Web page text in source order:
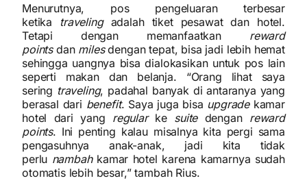
Menurutnya, pos pengeluaran terbesar
ketika travelingadalah tiket pesawat dan hotel.
Tetapi dengan memanfaatkan reward
points dan milesdengan tepat, bisa jadi lebih hemat
sehingga uangnya bisa dialokasikan untuk pos lain
seperti makan dan belanja. “Orang lihat saya
sering traveling, padahal banyak di antaranya yang
berasal dari benefit. Saya juga bisa upgrade kamar
hotel dari yang regular ke suitedengan reward
points. Ini penting kalau misalnya kita pergi sama
pengasuhnya anak-anak, jadi kita tidak
perlu nambah kamar hotel karena kamarnya sudah
otomatis lebih besar,” tambah Rius.